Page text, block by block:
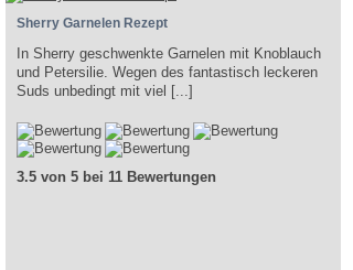
Sherry Garnelen Rezept
In Sherry geschwenkte Garnelen mit Knoblauch
und Petersilie. Wegen des fantastisch leckeren
Suds unbedingt mit viel [...]
3.5 von 5 bei 11 Bewertungen